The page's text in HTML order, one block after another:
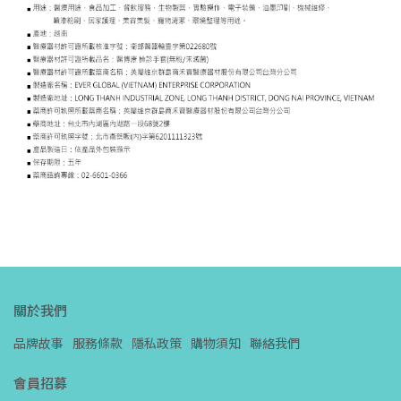
關於我們
品牌故事 服務條款 隱私政策 購物須知 聯絡我們
會員招募